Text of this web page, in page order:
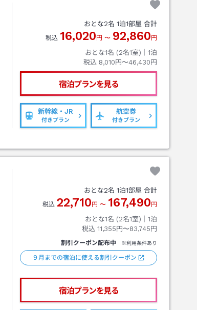
おとな2名 1泊1部屋 合計
税込 16,020 円 〜 92,860 円
おとな1名 (2名1室)｜ 1泊
税込 8,010円〜46,430円
宿泊プランを見る
新幹線・JR
付きプラン
航空券
付きプラン
おとな2名 1泊1部屋 合計
税込 22,710 円 〜 167,490 円
おとな1名 (2名1室)｜ 1泊
税込 11,355円〜83,745円
割引クーポン配布中 ※利用条件あり
９月までの宿泊に使える割引クーポン
宿泊プランを見る